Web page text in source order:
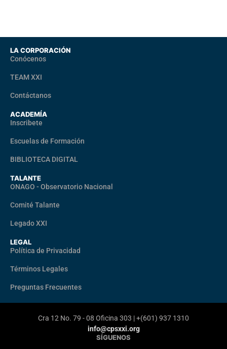
LA CORPORACIÓN
Conócenos
TEAM XXI
Contáctanos
ACADEMÍA
Inscribete
Escuelas de Formación
BIBLIOTECA DIGITAL
TALANTE
ONAGO - Observatorio Nacional
Comité Talante
Legado XXI
LEGAL
Política de Privacidad
Términos Legales
Preguntas Frecuentes
Cra 12 No. 79 - 08 Oficina 303 | +(601) 937 1310
info@cpsxxi.org
SÍGUENOS